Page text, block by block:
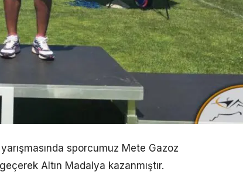
sporcumuz Mete Gazoz
Altın Madalya kazanmıştır.